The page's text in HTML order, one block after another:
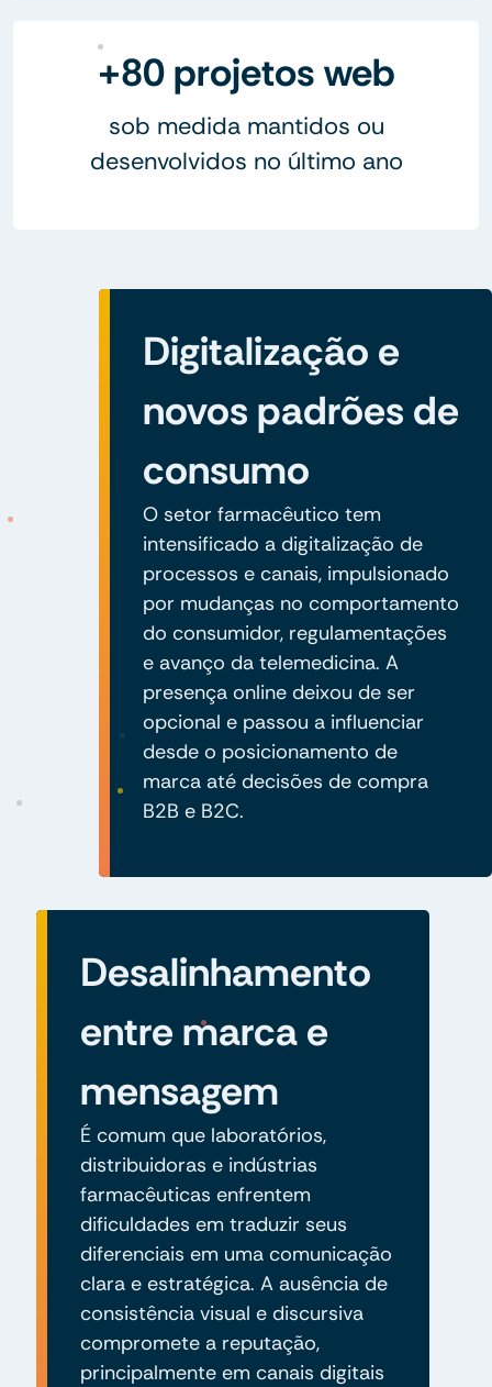
+80 projetos web
sob medida mantidos ou
desenvolvidos no último ano
Digitalização e
novos padrões de
consumo
O setor farmacêutico tem
intensificado a digitalização de
processos e canais, impulsionado
por mudanças no comportamento
do consumidor, regulamentações
e avanço da telemedicina. A
presença online deixou de ser
opcional e passou a influenciar
desde o posicionamento de
marca até decisões de compra
B2B e B2C.
Desalinhamento
entre marca e
mensagem
É comum que laboratórios,
distribuidoras e indústrias
farmacêuticas enfrentem
dificuldades em traduzir seus
diferenciais em uma comunicação
clara e estratégica. A ausência de
consistência visual e discursiva
compromete a reputação,
principalmente em canais digitais